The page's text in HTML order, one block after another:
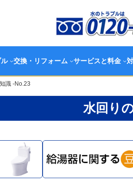
交換・リフォーム サービスと料金
識 -No.23
水回り